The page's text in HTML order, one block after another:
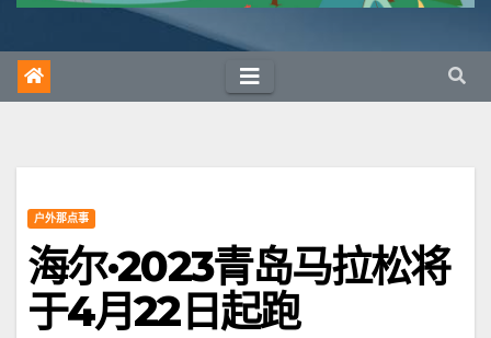
户外那点事
海尔·2023青岛马拉松将
于4月22日起跑